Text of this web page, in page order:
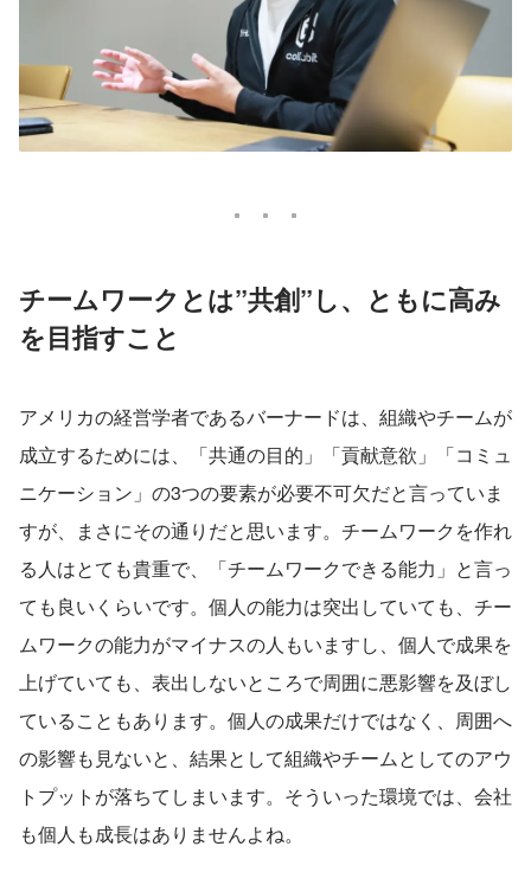
チームワークとは”共創”し、ともに高み
を目指すこと
アメリカの経営学者であるバーナードは、組織やチームが
成立するためには、「共通の目的」「貢献意欲」「コミュ
ニケーション」の3つの要素が必要不可欠だと言っていま
すが、まさにその通りだと思います。チームワークを作れ
る人はとても貴重で、「チームワークできる能力」と言っ
ても良いくらいです。個人の能力は突出していても、チー
ムワークの能力がマイナスの人もいますし、個人で成果を
上げていても、表出しないところで周囲に悪影響を及ぼし
ていることもあります。個人の成果だけではなく、周囲へ
の影響も見ないと、結果として組織やチームとしてのアウ
トプットが落ちてしまいます。そういった環境では、会社
も個人も成長はありませんよね。